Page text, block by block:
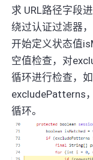
求 URL路径字段
绕过认证过滤器
开始定义状态值
空值检查，对
循环进行检查，
excludePatterns
循环。